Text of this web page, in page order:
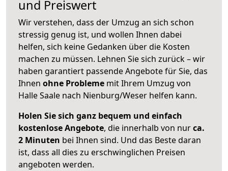
und Preiswert
Wir verstehen, dass der Umzug an sich schon
stressig genug ist, und wollen Ihnen dabei
helfen, sich keine Gedanken über die Kosten
machen zu müssen. Lehnen Sie sich zurück – wir
haben garantiert passende Angebote für Sie, das
Ihnen ohne Probleme mit Ihrem Umzug von
Halle Saale nach Nienburg/Weser helfen kann.
Holen Sie sich ganz bequem und einfach
kostenlose Angebote, die innerhalb von nurca.
2 Minuten bei Ihnen sind. Und das Beste daran
ist, dass all dies zu erschwinglichen Preisen
angeboten werden.